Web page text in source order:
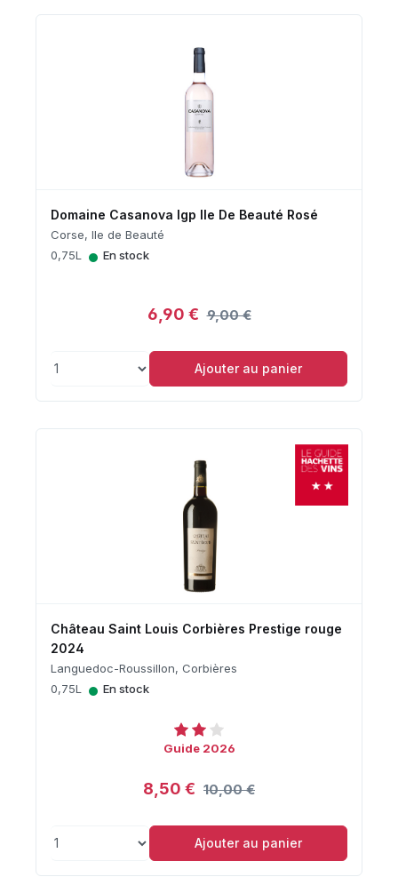
Domaine Casanova Igp Ile De Beauté Rosé
Corse, Ile de Beauté
0,75L
• En stock
6,90 € 9,00 €
Ajouter au panier
Château Saint Louis Corbières Prestige rouge
2024
Languedoc-Roussillon, Corbières
0,75L
• En stock
Guide 2026
8,50 € 10,00 €
Ajouter au panier